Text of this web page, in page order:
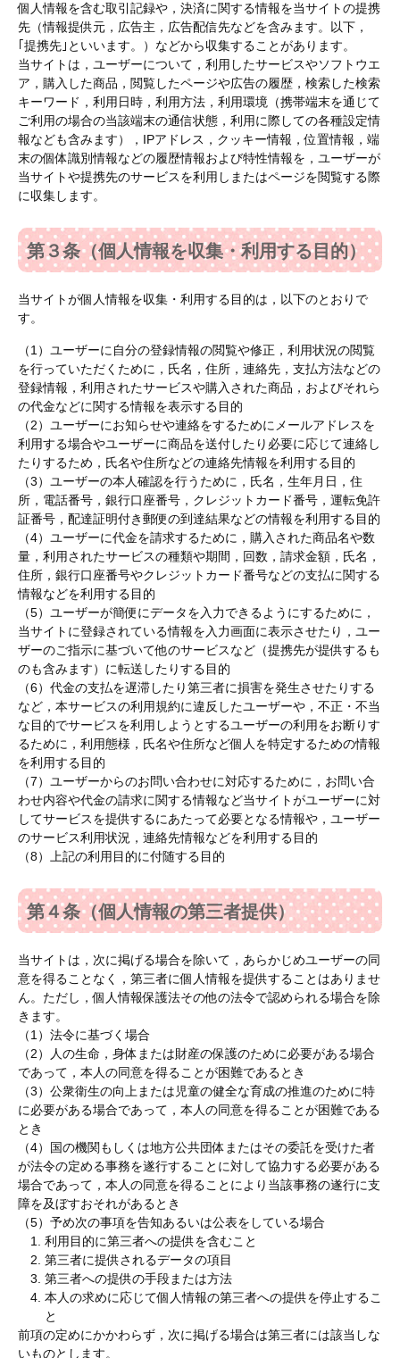
個人情報を含む取引記録や，決済に関する情報を当サイトの提携
先（情報提供元，広告主，広告配信先などを含みます。以下，
｢提携先｣といいます。）などから収集することがあります。
当サイトは，ユーザーについて，利用したサービスやソフトウエ
ア，購入した商品，閲覧したページや広告の履歴，検索した検索
キーワード，利用日時，利用方法，利用環境（携帯端末を通じて
ご利用の場合の当該端末の通信状態，利用に際しての各種設定情
報なども含みます），IPアドレス，クッキー情報，位置情報，端
末の個体識別情報などの履歴情報および特性情報を，ユーザーが
当サイトや提携先のサービスを利用しまたはページを閲覧する際
に収集します。
第３条（個人情報を収集・利用する目的）
当サイトが個人情報を収集・利用する目的は，以下のとおりで
す。
（1）ユーザーに自分の登録情報の閲覧や修正，利用状況の閲覧
を行っていただくために，氏名，住所，連絡先，支払方法などの
登録情報，利用されたサービスや購入された商品，およびそれら
の代金などに関する情報を表示する目的
（2）ユーザーにお知らせや連絡をするためにメールアドレスを
利用する場合やユーザーに商品を送付したり必要に応じて連絡し
たりするため，氏名や住所などの連絡先情報を利用する目的
（3）ユーザーの本人確認を行うために，氏名，生年月日，住
所，電話番号，銀行口座番号，クレジットカード番号，運転免許
証番号，配達証明付き郵便の到達結果などの情報を利用する目的
（4）ユーザーに代金を請求するために，購入された商品名や数
量，利用されたサービスの種類や期間，回数，請求金額，氏名，
住所，銀行口座番号やクレジットカード番号などの支払に関する
情報などを利用する目的
（5）ユーザーが簡便にデータを入力できるようにするために，
当サイトに登録されている情報を入力画面に表示させたり，ユー
ザーのご指示に基づいて他のサービスなど（提携先が提供するも
のも含みます）に転送したりする目的
（6）代金の支払を遅滞したり第三者に損害を発生させたりする
など，本サービスの利用規約に違反したユーザーや，不正・不当
な目的でサービスを利用しようとするユーザーの利用をお断りす
るために，利用態様，氏名や住所など個人を特定するための情報
を利用する目的
（7）ユーザーからのお問い合わせに対応するために，お問い合
わせ内容や代金の請求に関する情報など当サイトがユーザーに対
してサービスを提供するにあたって必要となる情報や，ユーザー
のサービス利用状況，連絡先情報などを利用する目的
（8）上記の利用目的に付随する目的
第４条（個人情報の第三者提供）
当サイトは，次に掲げる場合を除いて，あらかじめユーザーの同
意を得ることなく，第三者に個人情報を提供することはありませ
ん。ただし，個人情報保護法その他の法令で認められる場合を除
きます。
（1）法令に基づく場合
（2）人の生命，身体または財産の保護のために必要がある場合
であって，本人の同意を得ることが困難であるとき
（3）公衆衛生の向上または児童の健全な育成の推進のために特
に必要がある場合であって，本人の同意を得ることが困難である
とき
（4）国の機関もしくは地方公共団体またはその委託を受けた者
が法令の定める事務を遂行することに対して協力する必要がある
場合であって，本人の同意を得ることにより当該事務の遂行に支
障を及ぼすおそれがあるとき
（5）予め次の事項を告知あるいは公表をしている場合
利用目的に第三者への提供を含むこと
第三者に提供されるデータの項目
第三者への提供の手段または方法
本人の求めに応じて個人情報の第三者への提供を停止するこ
と
前項の定めにかかわらず，次に掲げる場合は第三者には該当しな
いものとします。